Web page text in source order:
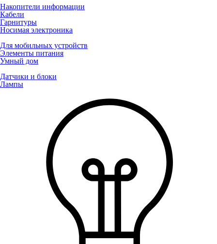
Накопители информации
Кабели
Гарнитуры
Носимая электроника
Для мобильных устройств
Элементы питания
Умный дом
Датчики и блоки
Лампы